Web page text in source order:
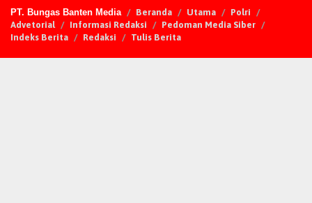
PT. Bungas Banten Media Beranda Utama
Polri
Advetorial
Informasi Redaksi
Pedoman Media Siber
Indeks Berita
Redaksi Tulis Berita